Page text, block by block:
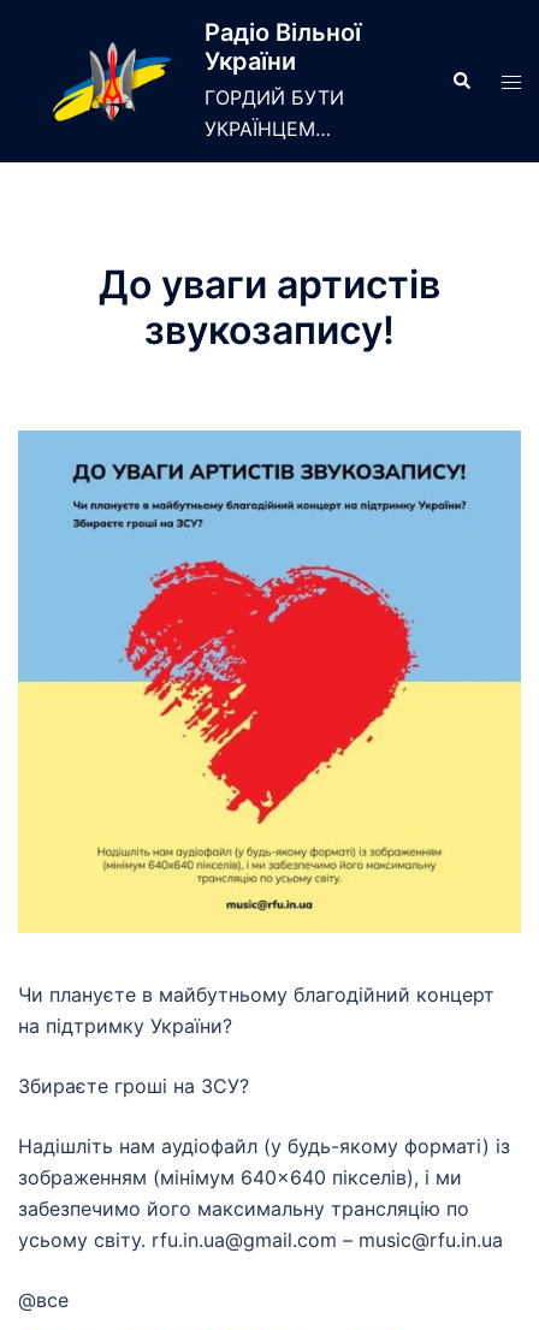
Радіо Вільної
України
ГОРДИЙ БУТИ
УКРАЇНЦЕМ…
Search
До уваги артистів
звукозапису!
Чи плануєте в майбутньому благодійний концерт
на підтримку України?
Збираєте гроші на ЗСУ?
Надішліть нам аудіофайл (у будь-якому форматі) із
зображенням (мінімум 640×640 пікселів), і ми
забезпечимо його максимальну трансляцію по
усьому світу. rfu.in.ua@gmail.com – music@rfu.in.ua
@все